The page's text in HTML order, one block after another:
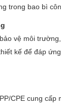
trong bao bì
vệ môi
kế để đáp
CPE cung